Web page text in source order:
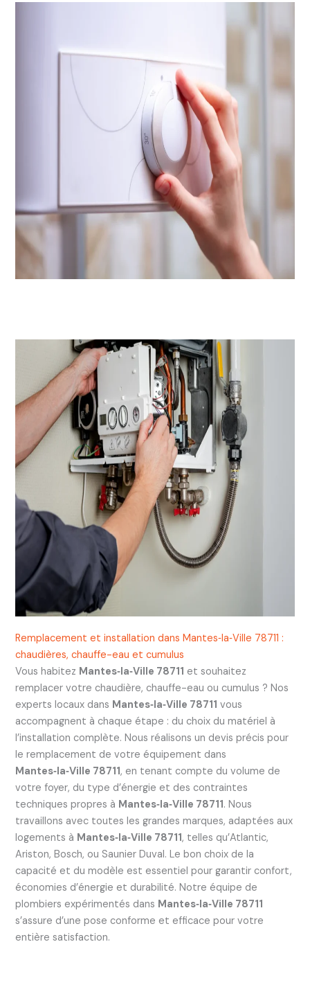
Remplacement et installation dans Mantes‑la‑Ville 78711 :
chaudières, chauffe-eau et cumulus
Vous habitez Mantes‑la‑Ville 78711 et souhaitez
remplacer votre chaudière, chauffe-eau ou cumulus ? Nos
experts locaux dans Mantes‑la‑Ville 78711 vous
accompagnent à chaque étape : du choix du matériel à
l’installation complète. Nous réalisons un devis précis pour
le remplacement de votre équipement dans
Mantes‑la‑Ville 78711, en tenant compte du volume de
votre foyer, du type d’énergie et des contraintes
techniques propres à Mantes‑la‑Ville 78711. Nous
travaillons avec toutes les grandes marques, adaptées aux
logements à Mantes‑la‑Ville 78711, telles qu’Atlantic,
Ariston, Bosch, ou Saunier Duval. Le bon choix de la
capacité et du modèle est essentiel pour garantir confort,
économies d’énergie et durabilité. Notre équipe de
plombiers expérimentés dans Mantes‑la‑Ville 78711
s’assure d’une pose conforme et efficace pour votre
entière satisfaction.